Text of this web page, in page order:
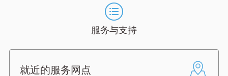
服务与支持
就近的服务网点